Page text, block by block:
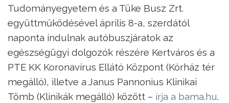
Tudományegyetem és a Tüke Busz Zrt.
együttműködésével április 8-a, szerdától
naponta indulnak autóbuszjáratok az
egészségügyi dolgozók részére Kertváros és a
PTE KK Koronavírus Ellátó Központ (Kórház tér
megálló), illetve a Janus Pannonius Klinikai
Tömb (Klinikák megálló) között – írja a bama.hu.